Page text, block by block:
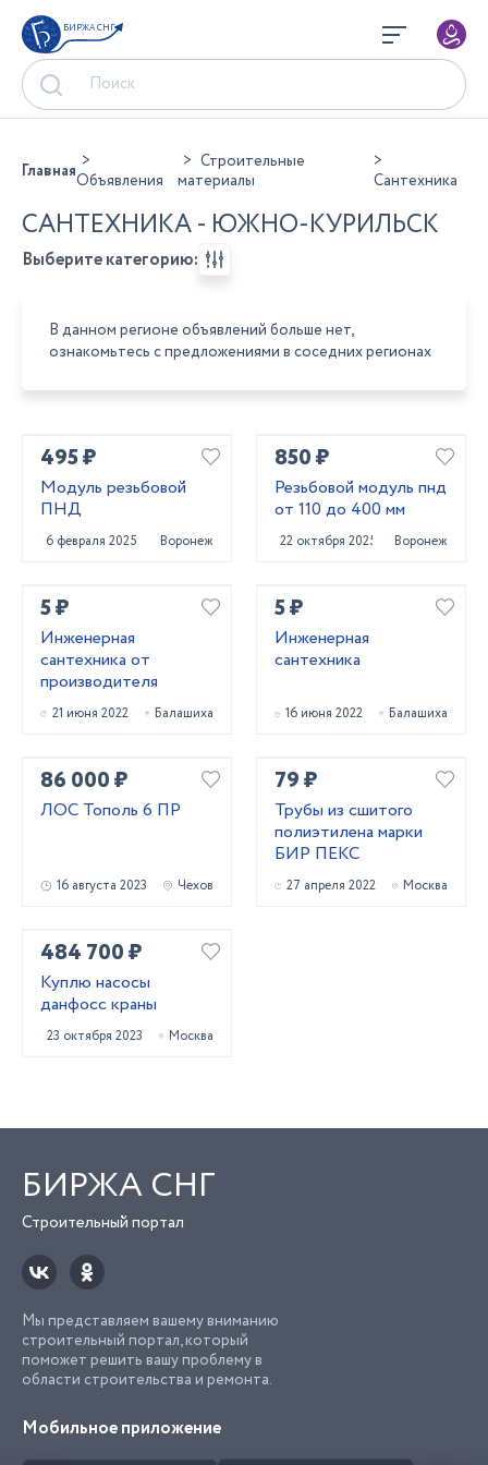
БИРЖА СНГ
ГлавнаяОбъявления
Строительные
материалы
Сантехника
САНТЕХНИКА - ЮЖНО-КУРИЛЬСК
Выберите категорию:
В данном регионе объявлений больше нет,
ознакомьтесь с предложениями в соседних регионах
495 ₽
Модуль резьбовой
ПНД
6 февраля 2025 Воронеж
850 ₽
Резьбовой модуль пнд
от 110 до 400 мм
22 октября 2025 Воронеж
5 ₽
Инженерная
сантехника от
производителя
21 июня 2022 Балашиха
5 ₽
Инженерная
сантехника
16 июня 2022 Балашиха
86 000 ₽
ЛОС Тополь 6 ПР
16 августа 2023 Чехов
79 ₽
Трубы из сшитого
полиэтилена марки
БИР ПЕКС
27 апреля 2022 Москва
484 700 ₽
Куплю насосы
данфосс краны
23 октября 2023 Москва
БИРЖА СНГ
Строительный портал
Мы представляем вашему вниманию
строительный портал, который
поможет решить вашу проблему в
области строительства и ремонта.
Мобильное приложение